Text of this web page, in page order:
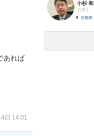
あれば
日 14:01
小杉 和
弁護士
京都府